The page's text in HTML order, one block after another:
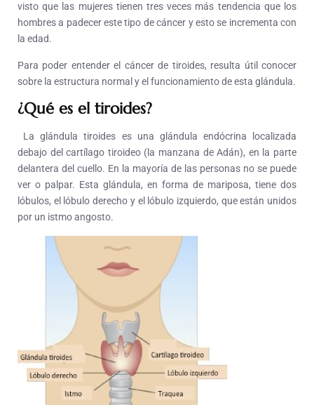
visto que las mujeres tienen tres veces más tendencia que los
hombres a padecer este tipo de cáncer y esto se incrementa con
la edad.
Para poder entender el cáncer de tiroides, resulta útil conocer
sobre la estructura normal y el funcionamiento de esta glándula.
¿Qué es el tiroides?
La glándula tiroides es una glándula endócrina localizada
debajo del cartílago tiroideo (la manzana de Adán), en la parte
delantera del cuello. En la mayoría de las personas no se puede
ver o palpar. Esta glándula, en forma de mariposa, tiene dos
lóbulos, el lóbulo derecho y el lóbulo izquierdo, que están unidos
por un istmo angosto.